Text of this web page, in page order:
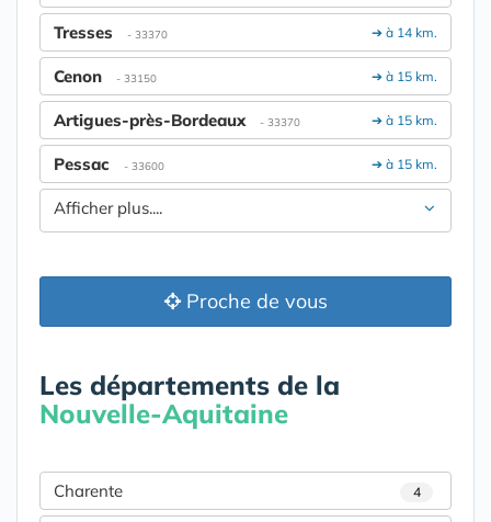
➔ à 14 km.
Tresses - 33370
➔ à 15 km.
Cenon - 33150
➔ à 15 km.
Artigues-près-Bordeaux - 33370
➔ à 15 km.
Pessac - 33600
Afficher plus....
Proche de vous
Les départements de la
Nouvelle-Aquitaine
Charente 4